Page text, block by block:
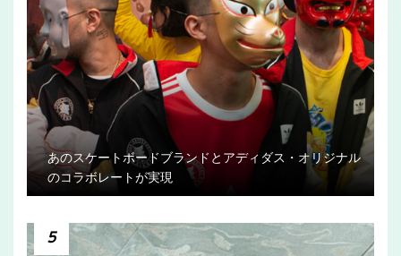
あのスケートボードブランドとアディダス・オリジナル
のコラボレートが実現
5